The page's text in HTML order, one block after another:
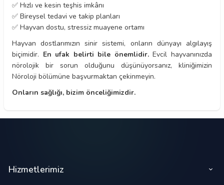
✅ Hızlı ve kesin teşhis imkânı
✅ Bireysel tedavi ve takip planları
✅ Hayvan dostu, stressiz muayene ortamı
Hayvan dostlarımızın sinir sistemi, onların dünyayı algılayış
biçimidir. En ufak belirti bile önemlidir.Evcil hayvanınızda
nörolojik bir sorun olduğunu düşünüyorsanız, kliniğimizin
Nöroloji bölümüne başvurmaktan çekinmeyin.
Onların sağlığı, bizim önceliğimizdir.
Hizmetlerimiz